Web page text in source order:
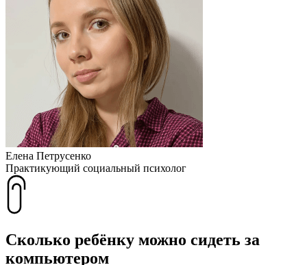
Елена Петрусенко
Практикующий социальный психолог
Сколько ребёнку можно сидеть за
компьютером